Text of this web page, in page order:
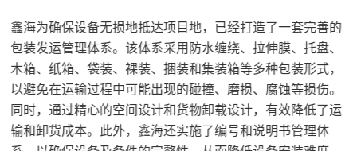
鑫海为确保设备无损地抵达项目地，已经打造了一套完善的
包装发运管理体系。该体系采用防水缠绕、拉伸膜、托盘、
木箱、纸箱、袋装、裸装、捆装和集装箱等多种包装形式，
以避免在运输过程中可能出现的碰撞、磨损、腐蚀等损伤。
同时，通过精心的空间设计和货物卸载设计，有效降低了运
输和卸货成本。此外，鑫海还实施了编号和说明书管理体